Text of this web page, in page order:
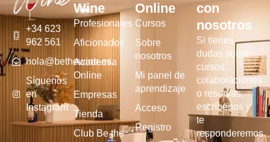
+34 623
962 561
hola@bethewine.es
Síguenos
en
Instagram
Wine
Profesionales
Aficionados
Academia
Online
Empresas
Tienda
Club Be the
Online
Cursos
Sobre
nosotros
Mi panel de
aprendizaje
Acceso
Registro
con
nosotros
Si tienes
dudas sobre
cursos,
colaboraciones
o reservas,
escríbenos y
te
responderemos